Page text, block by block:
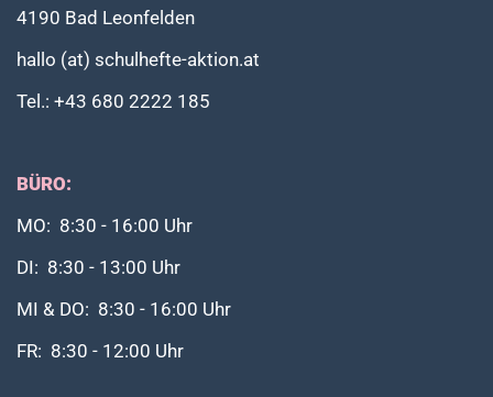
4190 Bad Leonfelden
hallo (at) schulhefte-aktion.at
Tel.: +43 680 2222 185
BÜRO:
MO: 8:30 - 16:00 Uhr
DI: 8:30 - 13:00 Uhr
MI & DO: 8:30 - 16:00 Uhr
FR: 8:30 - 12:00 Uhr